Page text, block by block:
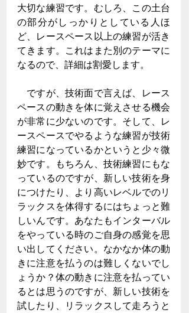
大切な練習です。むしろ、この土台
の部分がしっかりとしている人ほ
ど、レースペース以上の練習が活き
てきます。これはまた別のテーマに
なるので、詳細は割愛します。
ですが、技術面で言えば、レース
ペースの動きを体に覚えさせる機会
が非常に少ないのです。そして、レ
ースペースでやるような練習が技術
練習になっているかというと少々微
妙です。もちろん、技術練習にもな
っているのですが、新しい技術を身
につけたり、より高いレベルでのリ
ラックスを体得するにはちょっと難
しいんです。あなたもインターバル
をやっている時のご自身の感覚を思
い出してください。なかなか体の動
きに注意を払うのは難しくないでし
ょうか？体の動きに注意を払ってい
るとは思うのですが、新しい技術を
試したり、リラックスして走ろうと